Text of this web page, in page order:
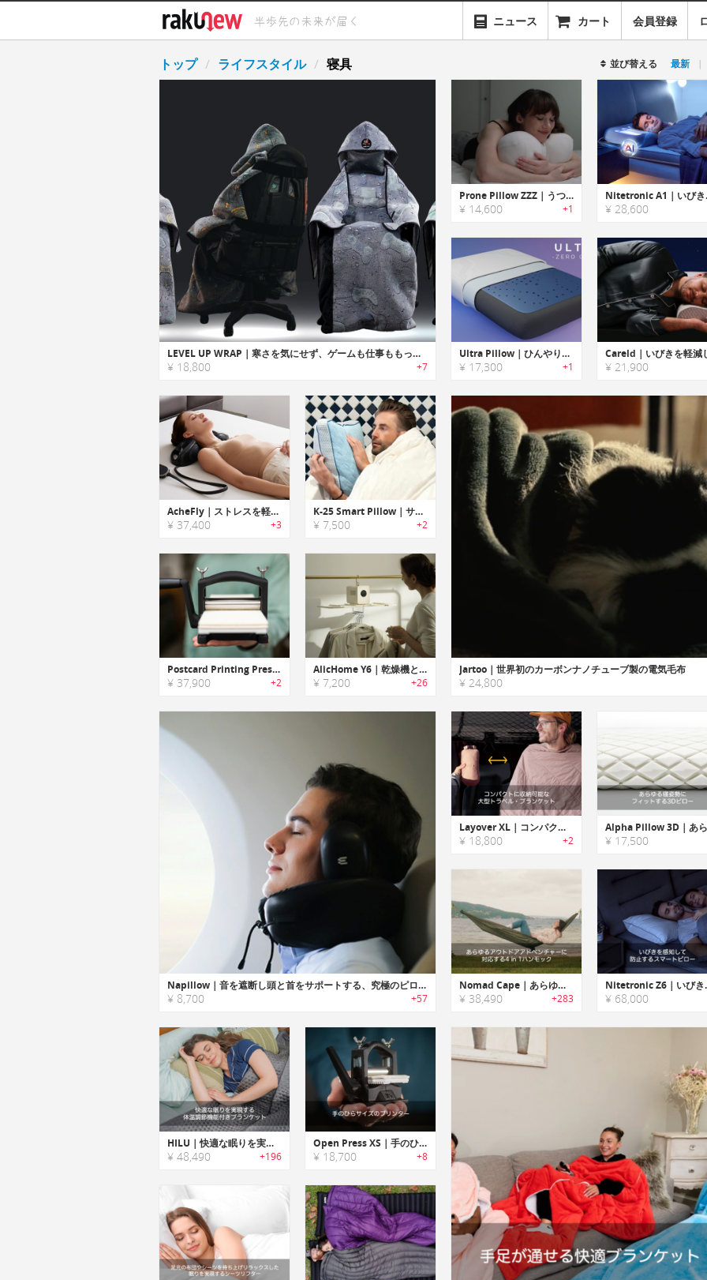
ニュース カート 会員登録
トップ ライフスタイル 寝具 並び替える 最新
LEVEL UP WRAP｜寒さを気にせず、ゲームも仕事ももっと快適に。光るゲーミングチェア専用ブランケット
¥ 18,800 +7
Prone Pillow ZZZ｜うつ伏せ寝のために開発！人間工学設計の専用ピロー
¥ 14,600 +1
Nitetronic
¥ 28,600
Ultra Pillow｜ひんやり快眠＆防臭効果！シルバー繊維の快適ピロー
¥ 17,300 +1 ¥ 21,900
AcheFly｜ストレスを軽減し、姿勢を改善しながら首をマッサージしてくれるピロー
¥ 37,400 +3
K-25 Smart Pillow｜サイズと温度調節が可能なピロー
¥ 7,500 +2
Jartoo｜世界初のカーボンナノチューブ製の電気毛布
¥ 24,800
Postcard Printing Press｜ハガキサイズのプレス印刷機
¥ 37,900 +2
AlicHome Y6｜乾燥機とヒーター機能を備えたコンパクトな万能キューブ
¥ 7,200 +26
Napillow｜音を遮断し頭と首をサポートする、究極のピローシステム
¥ 8,700 +57
Layover XL｜コンパクトに収納可能な大型トラベル・ブランケット
¥ 18,800 +2 ¥ 17,500
Nomad Cape｜あらゆるアウトドアアドベンチャーに対応する4 in 1ハンモック「ノマドケープ」
¥ 38,490 +283
Nitetronic
¥ 68,000
HILU｜快適な眠りを実現する体温調節機能付きブランケット「ヒールー」
¥ 48,490 +196
Open Press XS｜手のひらサイズのプリンター「オープンプレスXS」
¥ 18,700 +8